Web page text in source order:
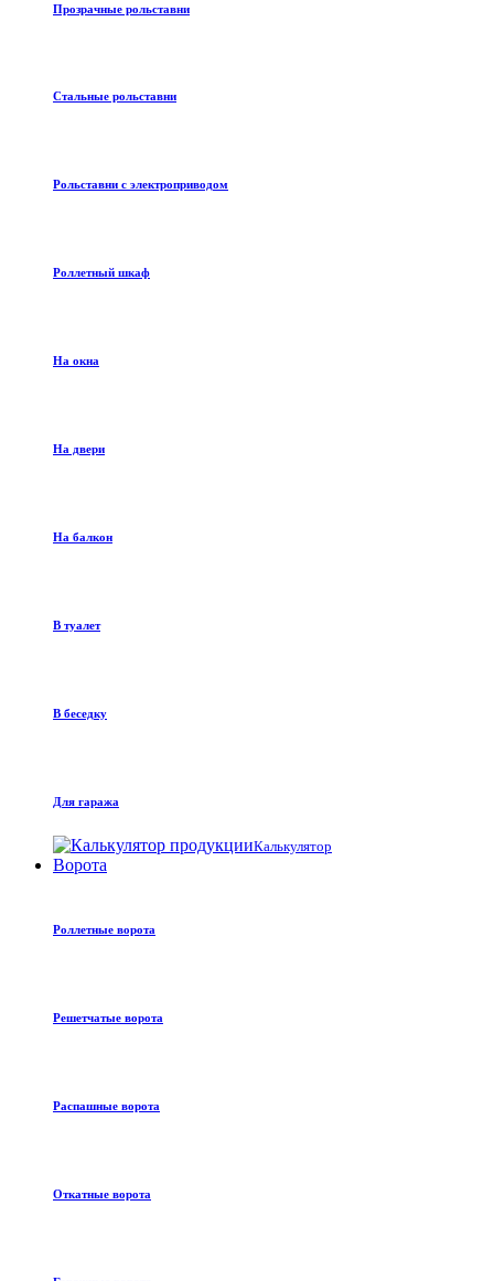
Прозрачные рольставни
Стальные рольставни
Рольставни с электроприводом
Роллетный шкаф
На окна
На двери
На балкон
В туалет
В беседку
Для гаража
Калькулятор
Ворота
Роллетные ворота
Решетчатые ворота
Распашные ворота
Откатные ворота